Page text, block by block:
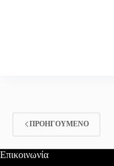
ΠΡΟΗΓΟΎΜΕΝΟ
Επικοινωνία